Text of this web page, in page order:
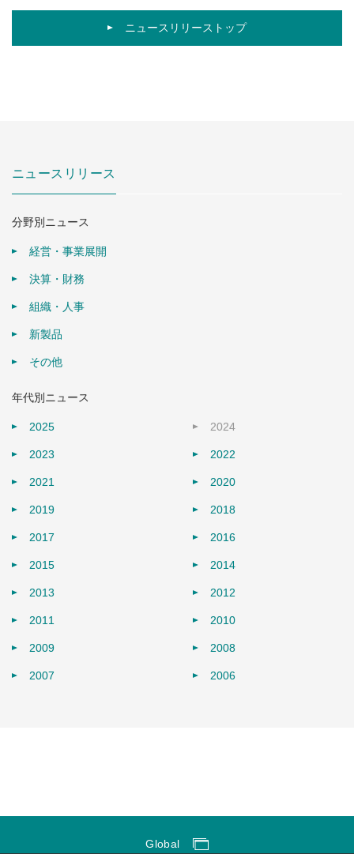
ニュースリリーストップ
ニュースリリース
分野別ニュース
経営・事業展開
決算・財務
組織・人事
新製品
その他
年代別ニュース
2025 2024
2023 2022
2021 2020
2019 2018
2017 2016
2015 2014
2013 2012
2011 2010
2009 2008
2007 2006
Global